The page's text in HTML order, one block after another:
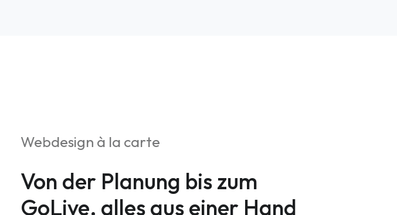
Webdesign à la carte
Von der Planung bis zum
GoLive, alles aus einer Hand